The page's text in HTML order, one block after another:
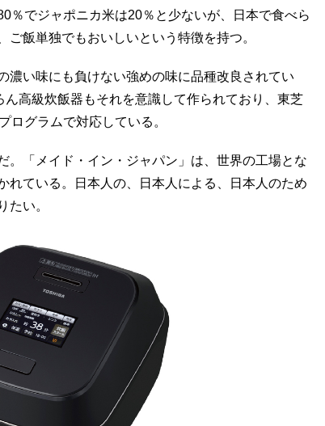
％でジャポニカ米は20％と少ないが、日本で食べら
飯単独でもおいしいという特徴を持つ。
い味にも負けない強めの味に品種改良されてい
高級炊飯器もそれを意識して作られており、東芝
ログラムで対応している。
「メイド・イン・ジャパン」は、世界の工場とな
れている。日本人の、日本人による、日本人のため
たい。